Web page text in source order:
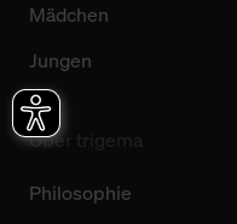
Mädchen
Jungen
Über trigema
Philosophie